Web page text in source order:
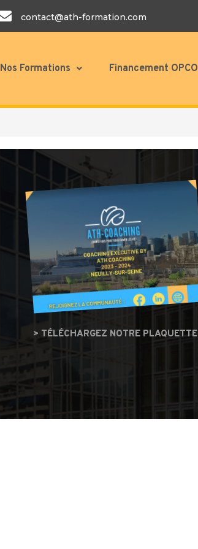
contact@ath-formation.com
Nos Formations Financement OPCO
> TÉLÉCHARGEZ NOTRE PLAQUETTE